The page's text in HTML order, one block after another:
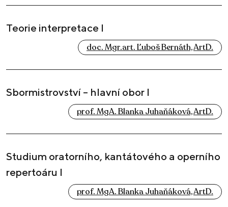
Teorie interpretace I
doc. Mgr.art. Ľuboš Bernáth, ArtD.
Sbormistrovství – hlavní obor I
prof. MgA. Blanka Juhaňáková, ArtD.
Studium oratorního, kantátového a operního
repertoáru I
prof. MgA. Blanka Juhaňáková, ArtD.